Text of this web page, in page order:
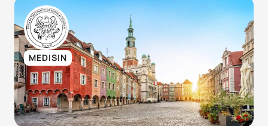
MEDISIN